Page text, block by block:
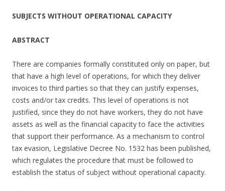
SUBJECTS WITHOUT OPERATIONAL CAPACITY
ABSTRACT
There are companies formally constituted only on paper, but
that have a high level of operations, for which they deliver
invoices to third parties so that they can justify expenses,
costs and/or tax credits. This level of operations is not
justified, since they do not have workers, they do not have
assets as well as the financial capacity to face the activities
that support their performance. As a mechanism to control
tax evasion, Legislative Decree No. 1532 has been published,
which regulates the procedure that must be followed to
establish the status of subject without operational capacity.